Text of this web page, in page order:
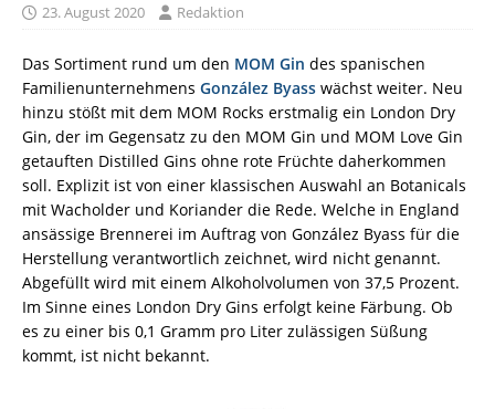
23. August 2020 Redaktion
Das Sortiment rund um den MOM Gin des spanischen
Familienunternehmens González Byass wächst weiter. Neu
hinzu stößt mit dem MOM Rocks erstmalig ein London Dry
Gin, der im Gegensatz zu den MOM Gin und MOM Love Gin
getauften Distilled Gins ohne rote Früchte daherkommen
soll. Explizit ist von einer klassischen Auswahl an Botanicals
mit Wacholder und Koriander die Rede. Welche in England
ansässige Brennerei im Auftrag von González Byass für die
Herstellung verantwortlich zeichnet, wird nicht genannt.
Abgefüllt wird mit einem Alkoholvolumen von 37,5 Prozent.
Im Sinne eines London Dry Gins erfolgt keine Färbung. Ob
es zu einer bis 0,1 Gramm pro Liter zulässigen Süßung
kommt, ist nicht bekannt.